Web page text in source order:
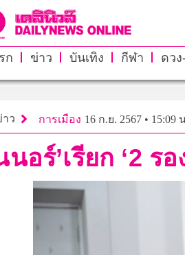
ก ข่าว บันเทิง กีฬา ดวง
ว การเมือง 16 ก.ย. 2567 • 15:09
นอร์’เรียก ‘2